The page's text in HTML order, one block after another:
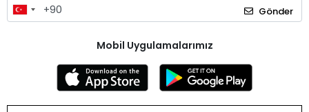
Gönder
Mobil Uygulamalarımız